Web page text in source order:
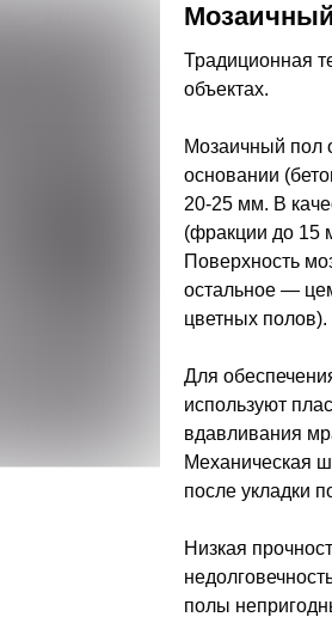
Традиционная
объектах.
Мозаичный пол
основании
20-25 мм. В
(фракции до 15
Поверхность
остальное —
цветных полов).
Для
используют
вдавливания
Механическая
после укладки
Низкая
полы